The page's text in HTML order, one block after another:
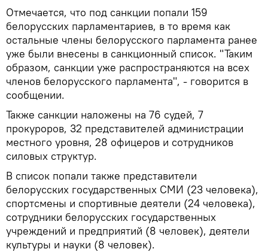
Отмечается, что под санкции попали 159
белорусских парламентариев, в то время как
остальные члены белорусского парламента ранее
уже были внесены в санкционный список. "Таким
образом, санкции уже распространяются на всех
членов белорусского парламента", - говорится в
сообщении.
Также санкции наложены на 76 судей, 7
прокуроров, 32 представителей администрации
местного уровня, 28 офицеров и сотрудников
силовых структур.
В список попали также представители
белорусских государственных СМИ (23 человека),
спортсмены и спортивные деятели (24 человека),
сотрудники белорусских государственных
учреждений и предприятий (8 человек), деятели
культуры и науки (8 человек).